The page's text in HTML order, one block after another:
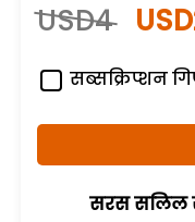
USD4
सब्सक्रिप्शन
सरस सलिल